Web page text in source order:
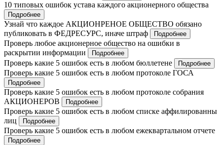
10 типовых ошибок устава каждого акционерного общества
Подробнее
Узнай что каждое АКЦИОНРЕНОЕ ОБЩЕСТВО обязано
публиковать в ФЕДРЕСУРС, иначе штраф
Подробнее
Проверь любое акционерное общество на ошибки в
раскрытии информации
Подробнее
Проверь какие 5 ошибок есть в любом бюллетене Подробнее
Проверь какие 5 ошибок есть в любом протоколе ГОСА
Подробнее
Проверь какие 5 ошибок есть в любом протоколе собрания
АКЦИОНЕРОВ
Подробнее
Проверь какие 5 ошибок есть в любом списке аффилированны
лиц
Подробнее
Проверь какие 5 ошибок есть в любом ежеквартальном отчете
Подробнее